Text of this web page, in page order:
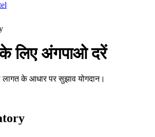
लिए अंगपाओ दरें
लागत के आधार पर सुझाव योगदान।